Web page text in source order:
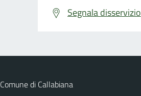
Segnala disservizio
Comune di Callabiana